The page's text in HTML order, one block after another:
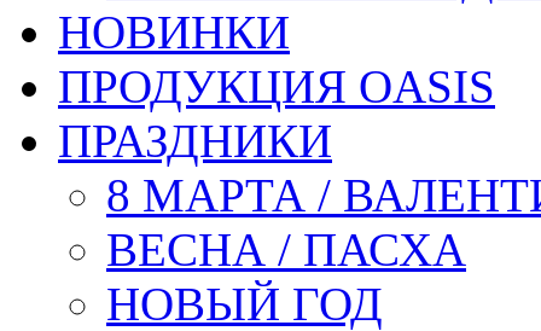
НОВИНКИ
ПРОДУКЦИЯ OASIS
ПРАЗДНИКИ
8 МАРТА /
ВЕСНА / ПАСХА
НОВЫЙ ГОД